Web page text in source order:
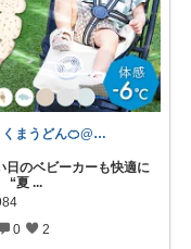
くまうどん🍊@愛媛で楽しい生活
日のベビーカーも快適に
“夏 ...
0 2